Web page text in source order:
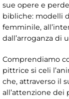
sue opere e
bibliche: modelli
femminile,
dall’arroganza di
Comprendiamo
pittrice si celi
che, attraverso il
all’attenzione